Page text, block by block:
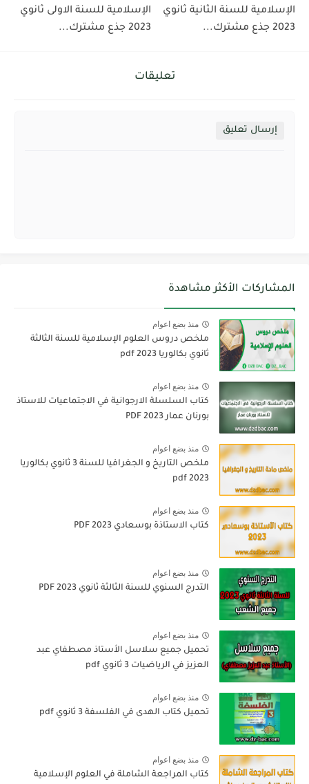
الإسلامية للسنة الثانية ثانوي
2023 جذع مشترك...
الإسلامية للسنة الاولى ثانوي
2023 جذع مشترك...
تعليقات
إرسال تعليق
المشاركات الأكثر مشاهدة
منذ بضع اعوام
ملخص دروس العلوم الإسلامية للسنة الثالثة
ثانوي بكالوريا pdf 2023
منذ بضع اعوام
كتاب السلسلة الارجوانية في الاجتماعيات للاستاذ
بورنان عمار 2023 PDF
منذ بضع اعوام
ملخص التاريخ و الجغرافيا للسنة 3 ثانوي بكالوريا
pdf 2023
منذ بضع اعوام
كتاب الاستاذة بوسعادي 2023 PDF
منذ بضع اعوام
التدرج السنوي للسنة الثالثة ثانوي 2023 PDF
منذ بضع اعوام
تحميل جميع سلاسل الأستاذ مصطفاي عبد
العزيز في الرياضيات 3 ثانوي pdf
منذ بضع اعوام
تحميل كتاب الهدى في الفلسفة 3 ثانوي pdf
منذ بضع اعوام
كتاب المراجعة الشاملة في العلوم الإسلامية